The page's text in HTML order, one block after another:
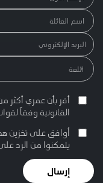
القانونية وفقاً
أوافق على تخزين
يتمكنوا من الرد
إرسال